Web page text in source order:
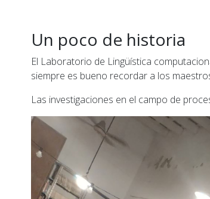
Un poco de historia
El Laboratorio de Lingüística
siempre es bueno recordar a los
Las investigaciones en el campo de